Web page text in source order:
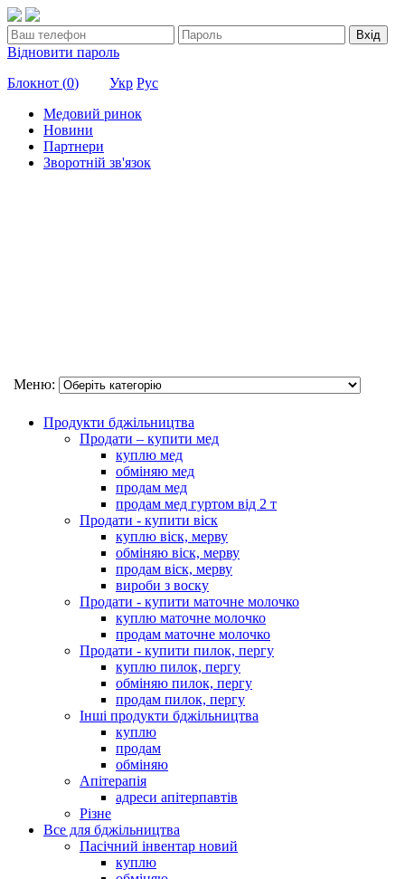
Вхід
Відновити пароль
Блокнот (0) Укр Рус
Медовий ринок
Новини
Партнери
Зворотній зв'язок
Меню:
Продукти бджільництва
Продати – купити мед
куплю мед
обміняю мед
продам мед
продам мед гуртом від 2 т
Продати - купити віск
куплю віск, мерву
обміняю віск, мерву
продам віск, мерву
вироби з воску
Продати - купити маточне молочко
куплю маточне молочко
продам маточне молочко
Продати - купити пилок, пергу
куплю пилок, пергу
обміняю пилок, пергу
продам пилок, пергу
Інші продукти бджільництва
куплю
продам
обміняю
Апітерапія
адреси апітерпавтів
Різне
Все для бджільництва
Пасічний інвентар новий
куплю